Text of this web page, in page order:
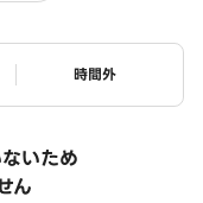
ステータス
時間外
いため
ん